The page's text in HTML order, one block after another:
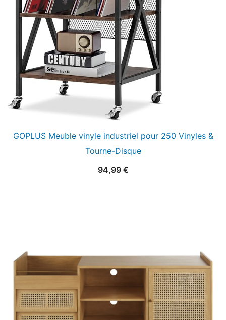
GOPLUS Meuble vinyle industriel pour 250 Vinyles &
Tourne-Disque
94,99 €